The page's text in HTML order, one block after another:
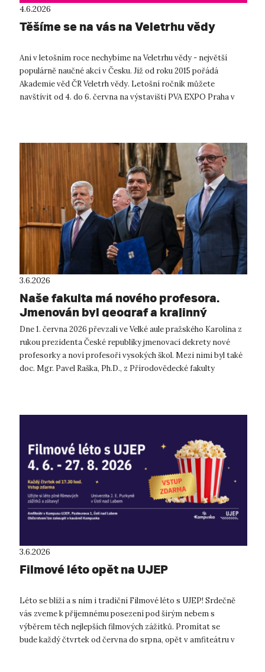
4.6.2026
Těšíme se na vás na Veletrhu vědy
Ani v letošním roce nechybíme na Veletrhu vědy - největší
populárně naučné akcí v Česku. Již od roku 2015 pořádá
Akademie věd ČR Veletrh vědy. Letošní ročník můžete
navštívit od 4. do 6. června na výstavišti PVA EXPO Praha v
3.6.2026
Naše fakulta má nového profesora.
Jmenován byl geograf a krajinný
ekolog Pavel Raška.
Dne 1. června 2026 převzali ve Velké aule pražského Karolina z
rukou prezidenta České republiky jmenovací dekrety nové
profesorky a noví profesoři vysokých škol. Mezi nimi byl také
doc. Mgr. Pavel Raška, Ph.D., z Přírodovědecké fakulty
3.6.2026
Filmové léto opět na UJEP
Léto se blíží a s ním i tradiční Filmové léto s UJEP! Srdečně
vás zveme k příjemnému posezení pod širým nebem s
výběrem těch nejlepších filmových zážitků. Promítat se
bude každý čtvrtek od června do srpna, opět v amfiteátru v